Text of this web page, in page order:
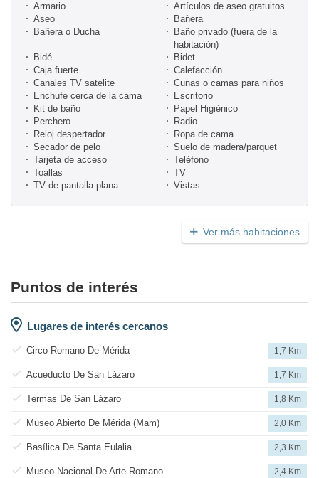
Armario
Artículos de aseo gratuitos
Aseo
Bañera
Bañera o Ducha
Baño privado (fuera de la
habitación)
Bidé
Bidet
Caja fuerte
Calefacción
Canales TV satelite
Cunas o camas para niños
Enchufe cerca de la cama
Escritorio
Kit de baño
Papel Higiénico
Perchero
Radio
Reloj despertador
Ropa de cama
Secador de pelo
Suelo de madera/parquet
Tarjeta de acceso
Teléfono
Toallas
TV
TV de pantalla plana
Vistas
Ver más habitaciones
Puntos de interés
Lugares de interés cercanos
Circo Romano De Mérida 1,7 Km
Acueducto De San Lázaro 1,7 Km
Termas De San Lázaro 1,8 Km
Museo Abierto De Mérida (Mam) 2,0 Km
Basílica De Santa Eulalia 2,3 Km
Museo Nacional De Arte Romano 2,4 Km